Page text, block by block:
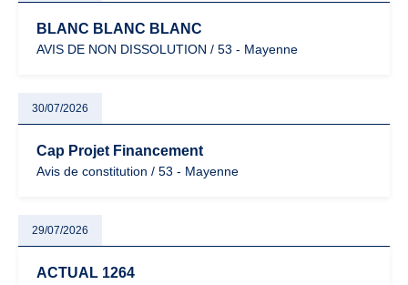
BLANC BLANC BLANC
AVIS DE NON DISSOLUTION / 53 - Mayenne
30/07/2026
Cap Projet Financement
Avis de constitution / 53 - Mayenne
29/07/2026
ACTUAL 1264